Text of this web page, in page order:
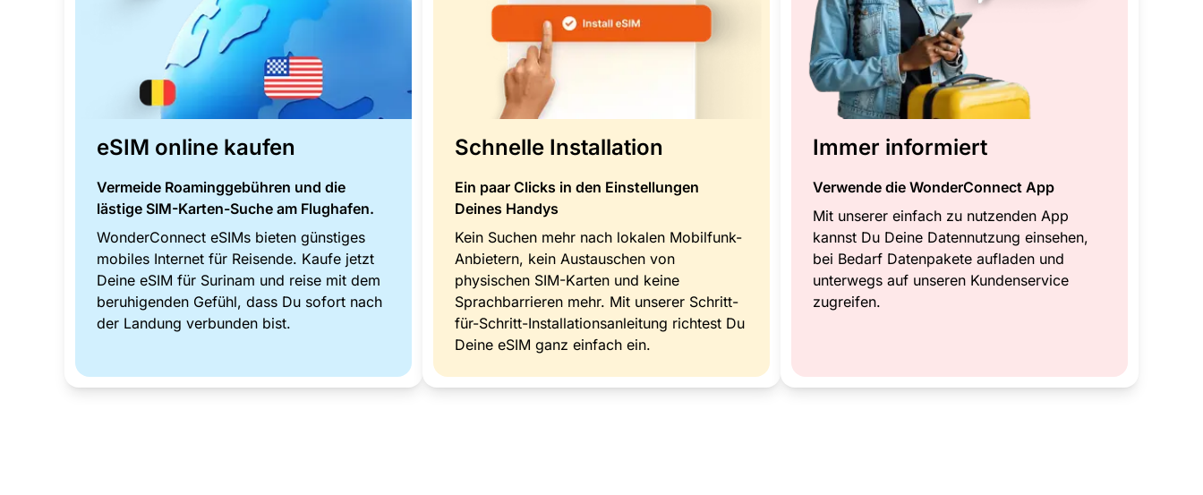
eSIM online kaufen
Vermeide Roaminggebühren und die
lästige SIM-Karten-Suche am Flughafen.
WonderConnect eSIMs bieten günstiges
mobiles Internet für Reisende. Kaufe jetzt
Deine eSIM für Surinam und reise mit dem
beruhigenden Gefühl, dass Du sofort nach
der Landung verbunden bist.
Schnelle Installation
Ein paar Clicks in den Einstellungen
Deines Handys
Kein Suchen mehr nach lokalen Mobilfunk-
Anbietern, kein Austauschen von
physischen SIM-Karten und keine
Sprachbarrieren mehr. Mit unserer Schritt-
für-Schritt-Installationsanleitung richtest Du
Deine eSIM ganz einfach ein.
Immer informiert
Verwende die WonderConnect App
Mit unserer einfach zu nutzenden App
kannst Du Deine Datennutzung einsehen,
bei Bedarf Datenpakete aufladen und
unterwegs auf unseren Kundenservice
zugreifen.